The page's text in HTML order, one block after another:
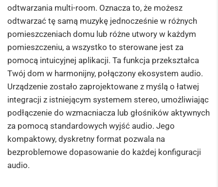
odtwarzania multi-room. Oznacza to, że możesz
odtwarzać tę samą muzykę jednocześnie w różnych
pomieszczeniach domu lub różne utwory w każdym
pomieszczeniu, a wszystko to sterowane jest za
pomocą intuicyjnej aplikacji. Ta funkcja przekształca
Twój dom w harmonijny, połączony ekosystem audio.
Urządzenie zostało zaprojektowane z myślą o łatwej
integracji z istniejącym systemem stereo, umożliwiając
podłączenie do wzmacniacza lub głośników aktywnych
za pomocą standardowych wyjść audio. Jego
kompaktowy, dyskretny format pozwala na
bezproblemowe dopasowanie do każdej konfiguracji
audio.